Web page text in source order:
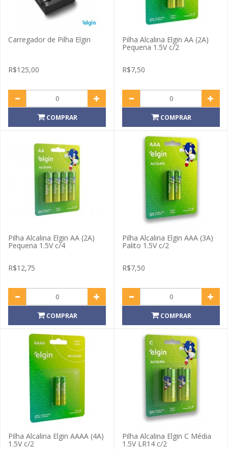
Carregador de Pilha Elgin
R$125,00
COMPRAR
Pilha Alcalina Elgin AA (2A)
Pequena 1.5V c/2
R$7,50
COMPRAR
Pilha Alcalina Elgin AA (2A)
Pequena 1.5V c/4
R$12,75
COMPRAR
Pilha Alcalina Elgin AAA (3A)
Palito 1.5V c/2
R$7,50
COMPRAR
Pilha Alcalina Elgin AAAA (4A)
1.5V c/2
Pilha Alcalina Elgin C Média
1.5V LR14 c/2